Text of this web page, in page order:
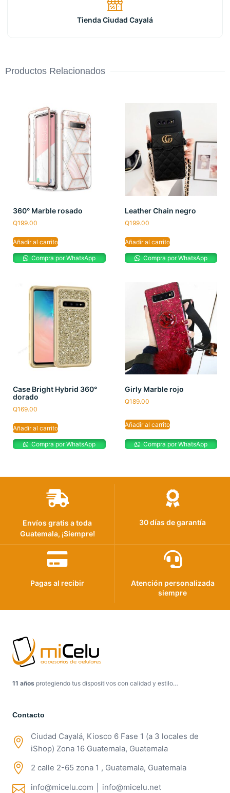
Tienda Ciudad Cayalá
Productos Relacionados
360° Marble rosado
Q199.00
Añadir al carrito
Compra por WhatsApp
Leather Chain negro
Q199.00
Añadir al carrito
Compra por WhatsApp
Case Bright Hybrid 360°
dorado
Q169.00
Añadir al carrito
Compra por WhatsApp
Girly Marble rojo
Q189.00
Añadir al carrito
Compra por WhatsApp
Envíos gratis a toda
Guatemala, ¡Siempre!
30 días de garantía
Pagas al recibir
Atención personalizada
siempre
11 años protegiendo tus dispositivos con calidad y estilo…
Contacto
Ciudad Cayalá, Kiosco 6 Fase 1 (a 3 locales de
iShop) Zona 16 Guatemala, Guatemala
2 calle 2-65 zona 1 , Guatemala, Guatemala
info@micelu.com │ info@micelu.net